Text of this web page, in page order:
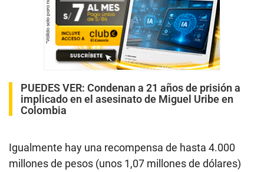
PUEDES VER: Condenan a 21 años de prisión a
implicado en el asesinato de Miguel Uribe en
Colombia
Igualmente hay una recompensa de hasta 4.000
millones de pesos (unos 1,07 millones de dólares)